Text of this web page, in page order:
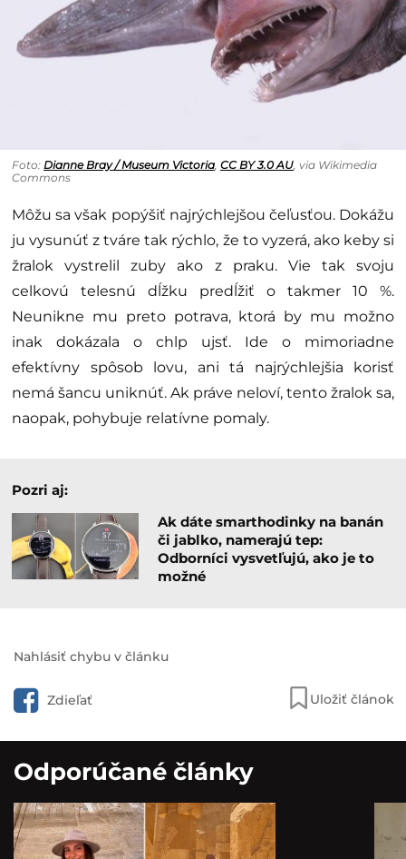
Foto: Dianne Bray / Museum Victoria CC BY 3.0 AU , via Wikimedia
Commons
Môžu sa však popýšiť najrýchlejšou čeľusťou. Dokážu
ju vysunúť z tváre tak rýchlo, že to vyzerá, ako keby si
žralok vystrelil zuby ako z praku. Vie tak svoju
celkovú telesnú dĺžku predĺžiť o takmer 10 %.
Neunikne mu preto potrava, ktorá by mu možno
inak dokázala o chlp ujsť. Ide o mimoriadne
efektívny spôsob lovu, ani tá najrýchlejšia korisť
nemá šancu uniknúť. Ak práve neloví, tento žralok sa,
naopak, pohybuje relatívne pomaly.
Pozri aj:
Ak dáte smarthodinky na banán
či jablko, namerajú tep:
Odborníci vysvetľujú, ako je to
možné
Nahlásiť chybu v článku
Zdieľať Uložiť článok
Odporúčané články